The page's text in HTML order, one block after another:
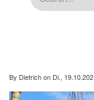
By Dietrichon Di.,